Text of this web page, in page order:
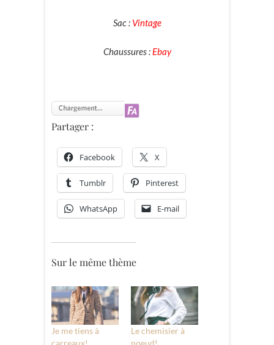
Sac : Vintage
Chaussures : Ebay
Partager :
Facebook X
Tumblr Pinterest
WhatsApp E-mail
Sur le même thème
Je me tiens à
carreaux!
Le chemisier à
noeud!